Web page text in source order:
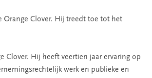
Orange Clover. Hij treedt toe tot het
Clover. Hij heeft veertien jaar ervaring op
werk en publieke en